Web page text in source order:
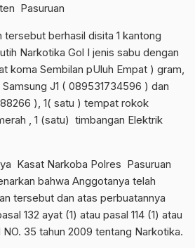
Pasuruan
tersebut berhasil disita 1 kantong
Narkotika Gol I jenis sabu dengan
koma Sembilan pUluh Empat ) gram,
J1 ( 089531734596 ) dan
), 1( satu ) tempat rokok
, 1 (satu) timbangan Elektrik
Kasat Narkoba Polres Pasuruan
bahwa Anggotanya telah
tersebut dan atas perbuatannya
132 ayat (1) atau pasal 114 (1) atau
NO. 35 tahun 2009 tentang Narkotika.